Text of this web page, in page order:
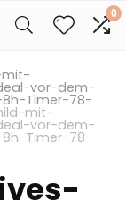
0
mit-
vor-dem-
Timer-78-
mit-
vor-dem-
Timer-78-